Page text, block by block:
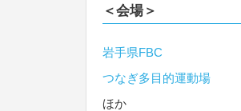
＜会場＞
岩手県FBC
つなぎ多目的運動場
ほか